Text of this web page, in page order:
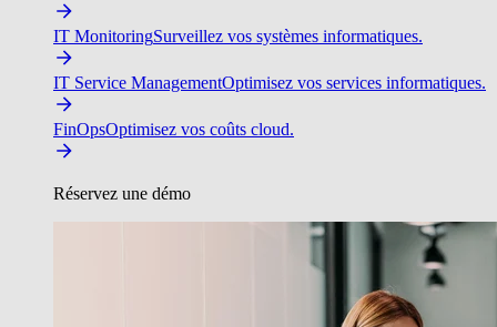
IT MonitoringSurveillez vos systèmes informatiques.
IT Service ManagementOptimisez vos services informatiques.
FinOpsOptimisez vos coûts cloud.
Réservez une démo